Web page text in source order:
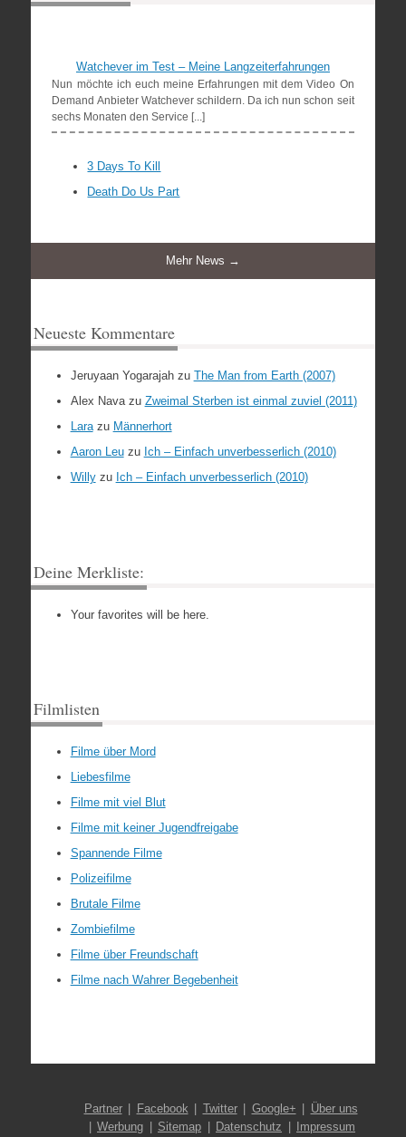
Watchever im Test – Meine Langzeiterfahrungen
Nun möchte ich euch meine Erfahrungen mit dem Video On
Demand Anbieter Watchever schildern. Da ich nun schon seit
sechs Monaten den Service [...]
3 Days To Kill
Death Do Us Part
Mehr News →
Neueste Kommentare
Jeruyaan Yogarajahzu The Man from Earth (2007)
Alex Navazu Zweimal Sterben ist einmal zuviel (2011)
Larazu Männerhort
Aaron Leuzu Ich – Einfach unverbesserlich (2010)
Willyzu Ich – Einfach unverbesserlich (2010)
Deine Merkliste:
Your favorites will be here.
Filmlisten
Filme über Mord
Liebesfilme
Filme mit viel Blut
Filme mit keiner Jugendfreigabe
Spannende Filme
Polizeifilme
Brutale Filme
Zombiefilme
Filme über Freundschaft
Filme nach Wahrer Begebenheit
Partner Facebook Twitter Google+
Über uns
Werbung
Sitemap Datenschutz Impressum